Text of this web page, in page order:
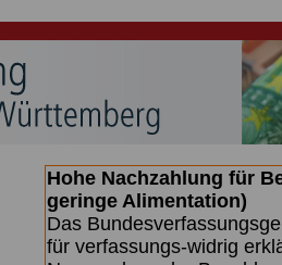
Hohe Nachzahlung für
geringe Alimentation)
Das
für verfassungs-widrig